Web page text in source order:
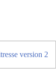
version 2